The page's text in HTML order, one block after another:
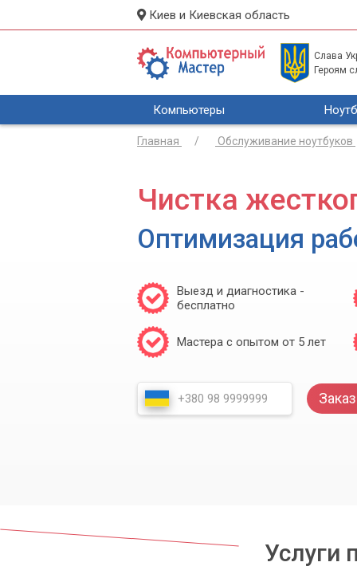
Киев и Киевская область
Слава
Героям
Компьютеры
Главная Обслуживание ноутбуков
Чистка
Оптимизация
Выезд и диагностика -
бесплатно
Мастера с опытом от 5 лет
Услуги